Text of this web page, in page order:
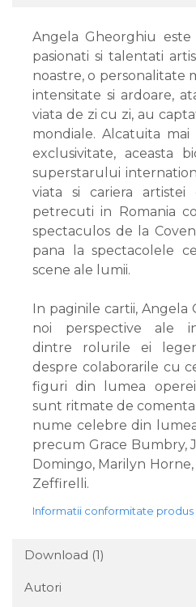
Angela Gheorghiu
pasionati si talentati
noastre, o personalitate
intensitate si ardoare,
viata de zi cu zi, au
mondiale. Alcatuita
exclusivitate, aceasta
superstarului
viata si cariera
petrecuti in Romania
spectaculos de la
pana la spectacolele
scene ale lumii.
In paginile cartii,
noi perspective ale
dintre rolurile ei
despre colaborarile cu
figuri din lumea
sunt ritmate de
nume celebre din
precum Grace Bumbry,
Domingo, Marilyn
Zeffirelli.
Informatii conformitate produs
Download (1)
Autori